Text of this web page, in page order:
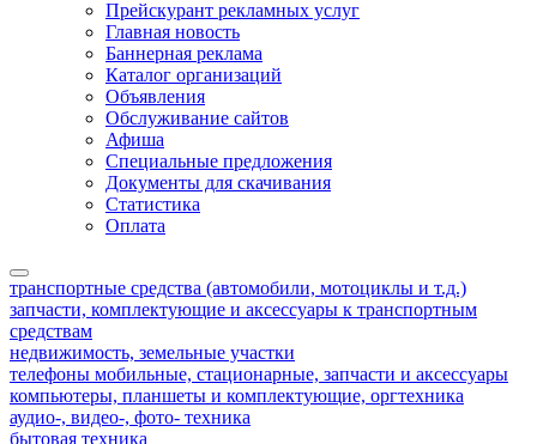
Прейскурант рекламных услуг
Главная новость
Баннерная реклама
Каталог организаций
Объявления
Обслуживание сайтов
Афиша
Специальные предложения
Документы для скачивания
Статистика
Оплата
транспортные средства (автомобили, мотоциклы и т.д.)
запчасти, комплектующие и аксессуары к транспортным
средствам
недвижимость, земельные участки
телефоны мобильные, стационарные, запчасти и аксессуары
компьютеры, планшеты и комплектующие, оргтехника
аудио-, видео-, фото- техника
бытовая техника